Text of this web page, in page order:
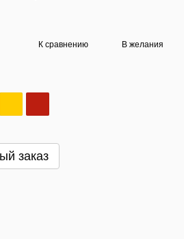
К сравнению В желания
заказ